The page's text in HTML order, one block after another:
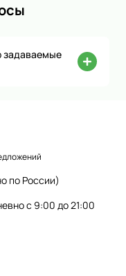
задаваемые
по России)
с 9:00 до 21:00